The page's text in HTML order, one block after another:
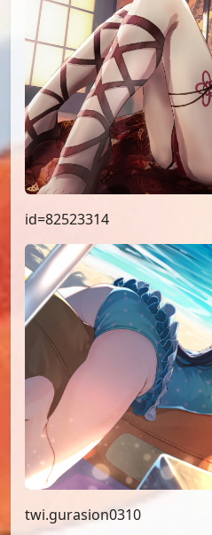
id=82523314
twi.gurasion0310